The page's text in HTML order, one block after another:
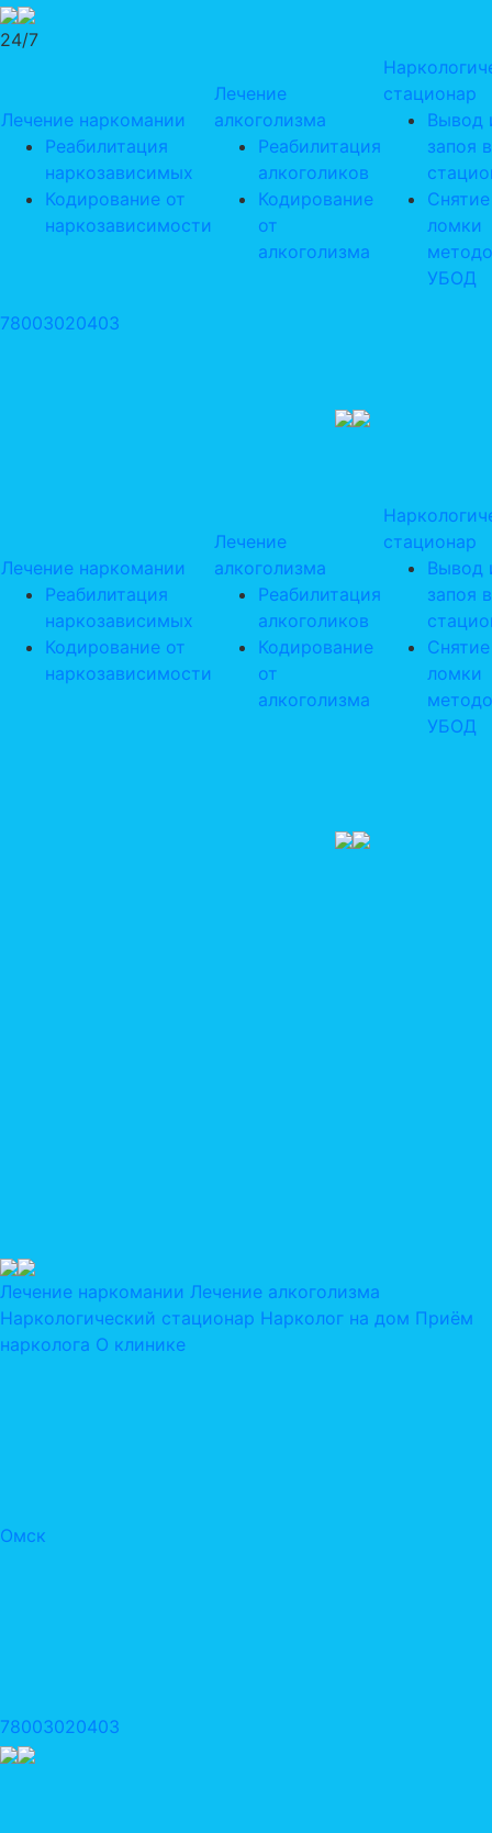
24/7
Лечение наркомании
Реабилитация
наркозависимых
Кодирование от
наркозависимости
Лечение
алкоголизма
Реабилитация
алкоголиков
Кодирование
от
алкоголизма
стационар
Вывод
запоя в
Снятие
ломки
УБОД
78003020403
Лечение наркомании
Реабилитация
наркозависимых
Кодирование от
наркозависимости
Лечение
алкоголизма
Реабилитация
алкоголиков
Кодирование
от
алкоголизма
стационар
Вывод
запоя в
Снятие
ломки
УБОД
Лечение наркомании Лечение алкоголизма
Наркологический стационар Нарколог на дом Приём
нарколога О клинике
Омск
78003020403